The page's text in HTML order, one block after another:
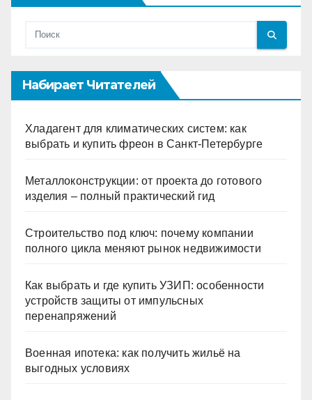
Набирает Читателей
Хладагент для климатических систем: как
выбрать и купить фреон в Санкт-Петербурге
Металлоконструкции: от проекта до готового
изделия – полный практический гид
Строительство под ключ: почему компании
полного цикла меняют рынок недвижимости
Как выбрать и где купить УЗИП: особенности
устройств защиты от импульсных
перенапряжений
Военная ипотека: как получить жильё на
выгодных условиях